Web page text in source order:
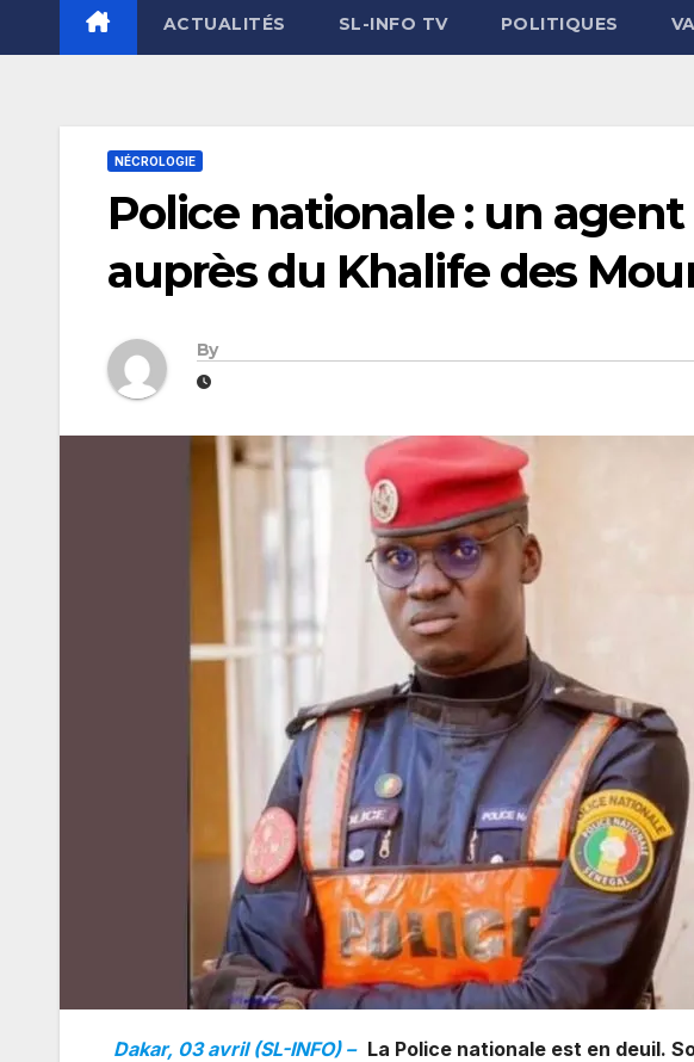
ACTUALITÉS SL-INFO TV POLITIQUES
NÉCROLOGIE
Police nationale : un
auprès du Khalife des
By
Dakar, 03 avril (SL-INFO) – La Police nationale est en deuil.